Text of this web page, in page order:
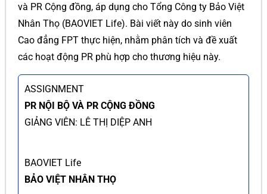
và PR Cộng đồng, áp dụng cho Tổng Công ty Bảo Việt
Nhân Thọ (BAOVIET Life). Bài viết này do sinh viên
Cao đẳng FPT thực hiện, nhằm phân tích và đề xuất
các hoạt động PR phù hợp cho thương hiệu này.
ASSIGNMENT
PR NỘI BỘ VÀ PR CỘNG ĐỒNG
GIẢNG VIÊN: LÊ THỊ DIỆP ANH
BAOVIET Life
BẢO VIỆT NHÂN THỌ